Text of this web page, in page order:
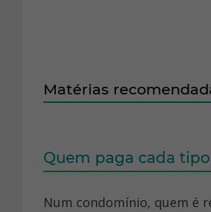
Matérias
Quem paga cada
Num condomínio, quem é